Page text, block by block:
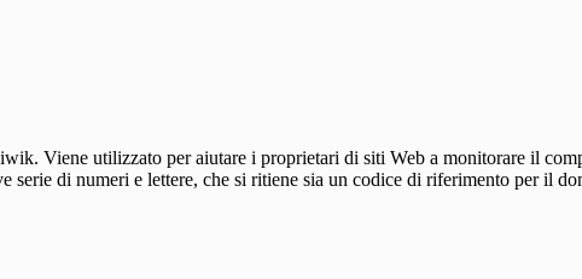
Viene utilizzato per aiutare i proprietari di siti Web a monitorare il
di numeri e lettere, che si ritiene sia un codice di riferimento per il